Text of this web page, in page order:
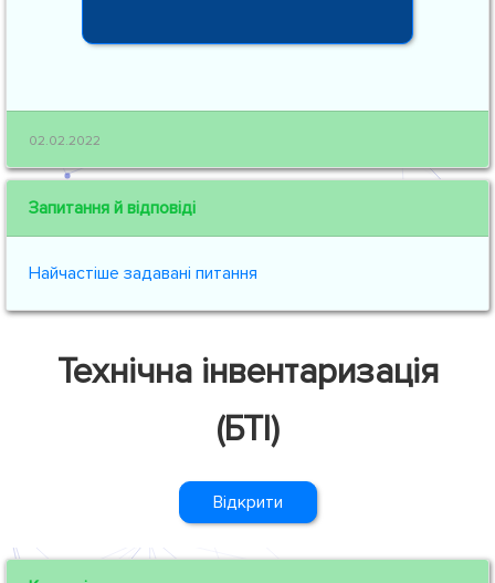
02.02.2022
Запитання й відповіді
Найчастіше задавані питання
Технічна інвентаризація
(БТІ)
Відкрити